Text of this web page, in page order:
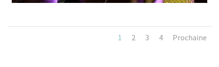
1 2 3 4 Prochaine